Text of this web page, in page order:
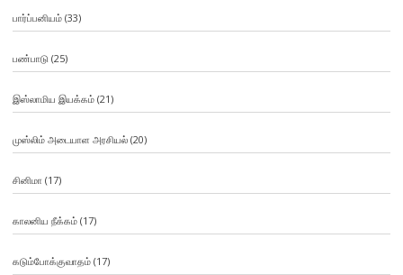
பார்ப்பனியம்(33)
பண்பாடு(25)
இஸ்லாமிய இயக்கம்(21)
முஸ்லிம் அடையாள அரசியல்(20)
சினிமா (17)
காலனிய நீக்கம்(17)
கடும்போக்குவாதம்(17)